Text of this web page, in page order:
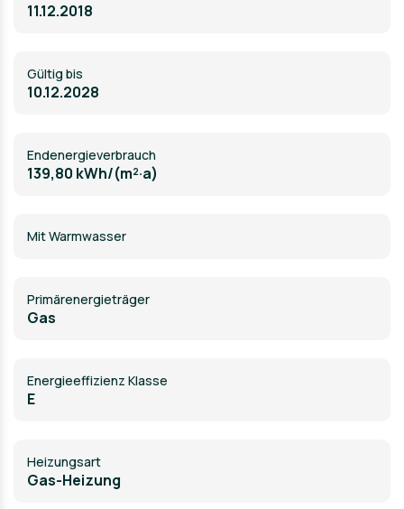
11.12.2018
Gültig bis
10.12.2028
Endenergieverbrauch
139,80 kWh/(m²·a)
Mit Warmwasser
Primärenergieträger
Gas
Energieeffizienz Klasse
E
Heizungsart
Gas-Heizung